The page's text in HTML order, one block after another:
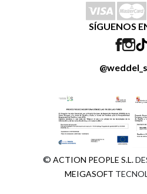
SÍGUENOS
© ACTION PEOPLE S.L.
MEIGASOFT